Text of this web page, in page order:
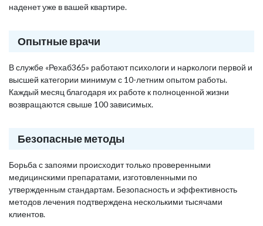
наденет уже в вашей квартире.
Опытные врачи
В службе «Рехаб365» работают психологи и наркологи первой и
высшей категории минимум с 10-летним опытом работы.
Каждый месяц благодаря их работе к полноценной жизни
возвращаются свыше 100 зависимых.
Безопасные методы
Борьба с запоями происходит только проверенными
медицинскими препаратами, изготовленными по
утвержденным стандартам. Безопасность и эффективность
методов лечения подтверждена несколькими тысячами
клиентов.